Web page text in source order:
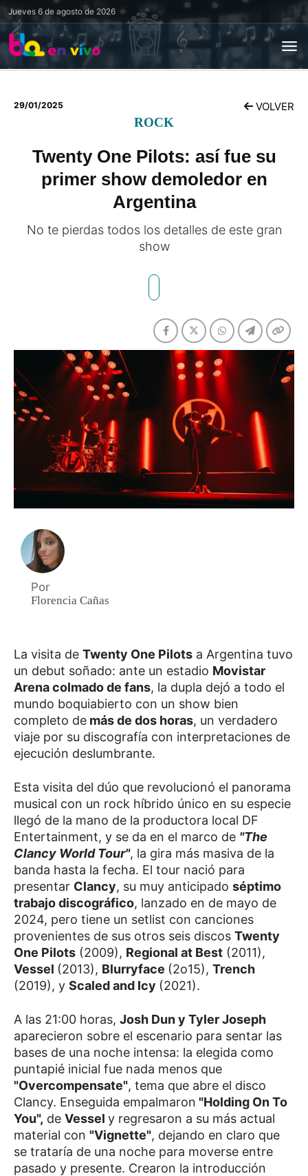
Jueves 6 de agosto de 2026
29/01/2025 VOLVER
ROCK
Twenty One Pilots: así fue su
primer show demoledor en
Argentina
No te pierdas todos los detalles de este gran
show
Por
Florencia Cañas
La visita de Twenty One Pilots a Argentina tuvo
un debut soñado: ante un estadio Movistar
Arena colmado de fans, la dupla dejó a todo el
mundo boquiabierto con un show bien
completo de más de dos horas, un verdadero
viaje por su discografía con interpretaciones de
ejecución deslumbrante.
Esta visita del dúo que revolucionó el panorama
musical con un rock híbrido único en su especie
llegó de la mano de la productora local DF
Entertainment, y se da en el marco de "The
Clancy World Tour", la gira más masiva de la
banda hasta la fecha. El tour nació para
presentar Clancy, su muy anticipado séptimo
trabajo discográfico, lanzado en de mayo de
2024, pero tiene un setlist con canciones
provenientes de sus otros seis discos Twenty
One Pilots (2009), Regional at Best (2011),
Vessel (2013), Blurryface (2o15), Trench
(2019), y Scaled and Icy (2021).
A las 21:00 horas, Josh Dun y Tyler Joseph
aparecieron sobre el escenario para sentar las
bases de una noche intensa: la elegida como
puntapié inicial fue nada menos que
"Overcompensate", tema que abre el disco
Clancy. Enseguida empalmaron "Holding On To
You", de Vessel y regresaron a su más actual
material con "Vignette", dejando en claro que
se trataría de una noche para moverse entre
pasado y presente. Crearon la introducción